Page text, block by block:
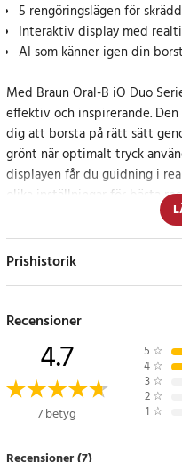
5 rengöringslägen för
Interaktiv display med
AI som känner igen din
Med Braun Oral-B iO Duo
effektiv och inspirerande.
dig att borsta på rätt sätt
grönt när optimalt tryck
displayen får du guidning i
olika inställningar för bästa
Tandborsten erbjuder fem
blekning, tandköttsvård,
och ger en extra motiverande
borststil och appen visar
ännu mer effektiv rengöring.
Komplett kit för ett
Prishistorik
Recensioner
4.7
7 betyg
5 ☆
4 ☆
3 ☆
2 ☆
1 ☆